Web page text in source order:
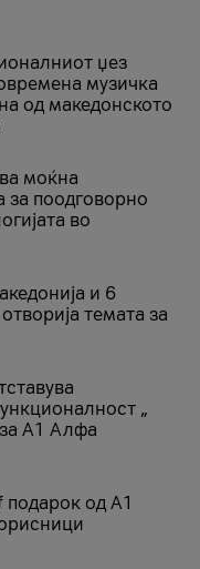
џез
музичка
од македонското
моќна
поодговорно
во
и 6
темата за
„
А1 Алфа
подарок од А1